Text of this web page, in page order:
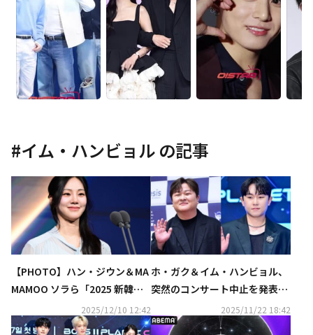
#イム・ハンビョル の記事
【PHOTO】ハン・ジウン＆MA
MAMOO ソラら「2025 新韓銀
行SOL KBOゴールデングローブ
授賞式」に出席
2025/12/10 12:42
ホ・ガク＆イム・ハンビョル、
突然のコンサート中止を発表
「公演企画会社側の契約不履
行」
2025/11/22 18:42